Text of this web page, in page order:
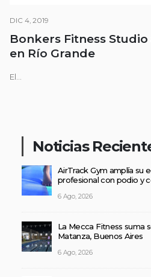
DIC 4, 2019
Bonkers Fitness
en Río Grande
El...
Noticias
AirTrack Gym amplía su
profesional con podio y
6 Ago, 2026
La Mecca Fitness suma
Matanza, Buenos Aires
6 Ago, 2026